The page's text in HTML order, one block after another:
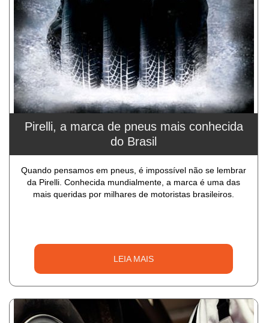
Pirelli, a marca de pneus mais conhecida
do Brasil
Quando pensamos em pneus, é impossível não se lembrar
da Pirelli. Conhecida mundialmente, a marca é uma das
mais queridas por milhares de motoristas brasileiros.
LEIA MAIS